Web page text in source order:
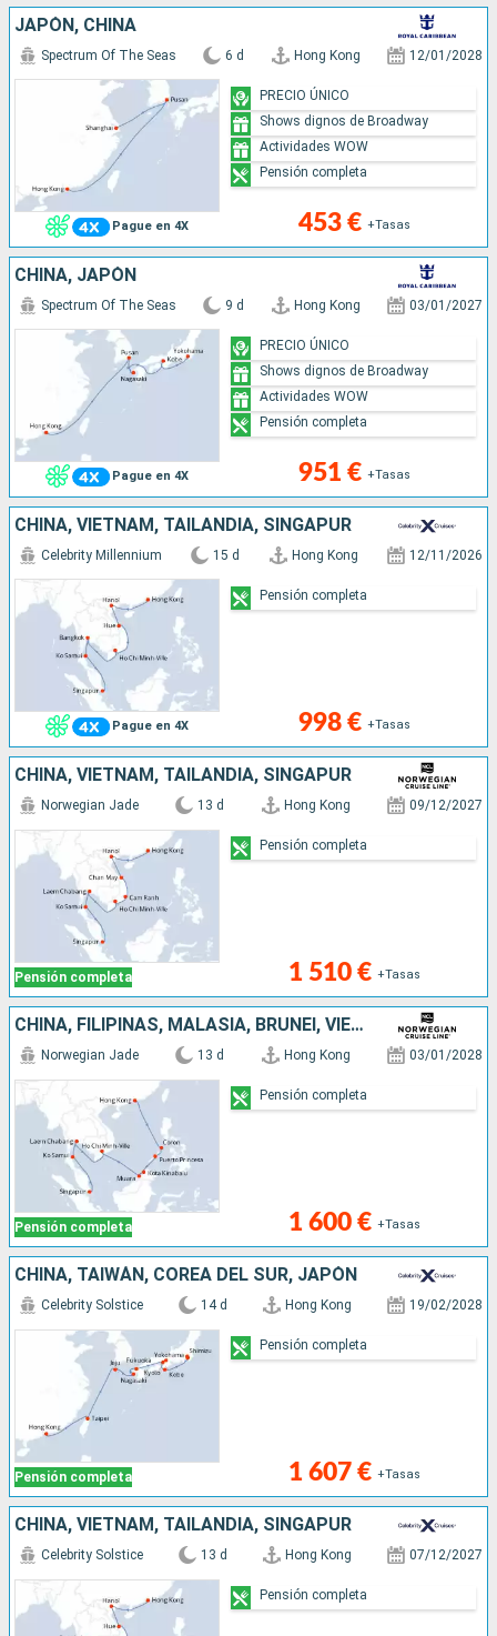
JAPÓN, CHINA
Pague en 4X
Spectrum Of The Seas 6 d Hong Kong 12/01/2028
453 € +Tasas
PRECIO ÚNICO
Shows dignos de Broadway
Actividades WOW
Pensión completa
CHINA, JAPÓN
Pague en 4X
Spectrum Of The Seas 9 d Hong Kong 03/01/2027
951 € +Tasas
PRECIO ÚNICO
Shows dignos de Broadway
Actividades WOW
Pensión completa
CHINA, VIETNAM, TAILANDIA, SINGAPUR
Pague en 4X
Celebrity Millennium 15 d Hong Kong 12/11/2026
998 € +Tasas
Pensión completa
CHINA, VIETNAM, TAILANDIA, SINGAPUR
Pensión completa
Norwegian Jade 13 d Hong Kong 09/12/2027
1 510 € +Tasas
Pensión completa
CHINA, FILIPINAS, MALASIA, BRUNEI, VIETNAM, TAILANDIA, SINGAPUR
Pensión completa
Norwegian Jade 13 d Hong Kong 03/01/2028
1 600 € +Tasas
Pensión completa
CHINA, TAIWÁN, COREA DEL SUR, JAPÓN
Pensión completa
Celebrity Solstice 14 d Hong Kong 19/02/2028
1 607 € +Tasas
Pensión completa
CHINA, VIETNAM, TAILANDIA, SINGAPUR
Celebrity Solstice 13 d Hong Kong 07/12/2027
Pensión completa